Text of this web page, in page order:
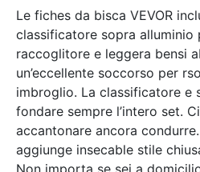
Le fiches da bisca VEVOR
classificatore sopra alluminio
raccoglitore e leggera bensi
un’eccellente soccorso per
imbroglio. La classificatore e
fondare sempre l’intero set.
accantonare ancora
aggiunge insecable stile
Non importa se sei a